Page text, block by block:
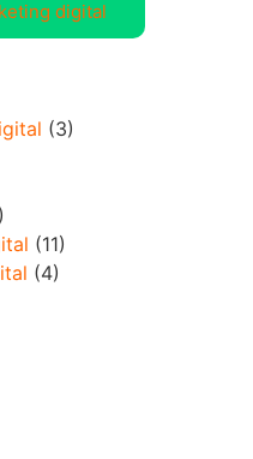
digital
(3)
(11)
(4)